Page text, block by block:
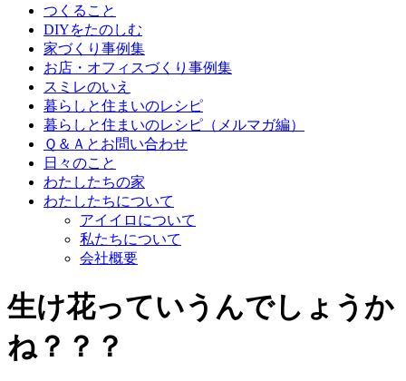
つくること
DIYをたのしむ
家づくり事例集
お店・オフィスづくり事例集
スミレのいえ
暮らしと住まいのレシピ
暮らしと住まいのレシピ（メルマガ編）
Ｑ＆Ａとお問い合わせ
日々のこと
わたしたちの家
わたしたちについて
アイイロについて
私たちについて
会社概要
生け花っていうんでしょうか
ね？？？